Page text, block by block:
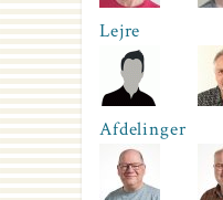
Lejre
Afdelinger